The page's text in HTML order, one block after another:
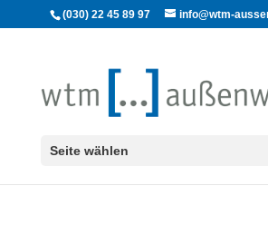
(030) 22 45 89 97 info@wtm-
Seite wählen